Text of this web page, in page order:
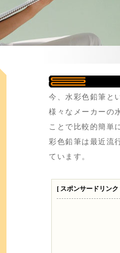
今、水彩色鉛筆と
様々なメーカーの
ことで比較的簡単
彩色鉛筆は最近流
ています。
[ スポンサードリンク